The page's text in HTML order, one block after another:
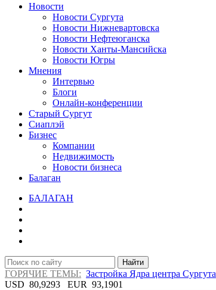
Новости
Новости Сургута
Новости Нижневартовска
Новости Нефтеюганска
Новости Ханты-Мансийска
Новости Югры
Мнения
Интервью
Блоги
Онлайн-конференции
Старый Сургут
Сиаплэй
Бизнес
Компании
Недвижимость
Новости бизнеса
Балаган
БАЛАГАН
Найти
ГОРЯЧИЕ ТЕМЫ: Застройка Ядра центра Сургута
USD 80,9293 EUR 93,1901